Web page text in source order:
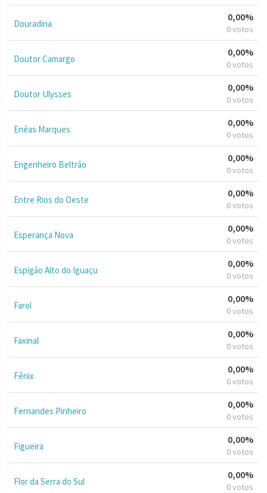
Douradina
0,00%
0 votos
Doutor Camargo
0,00%
0 votos
Doutor Ulysses
0,00%
0 votos
Enéas Marques
0,00%
0 votos
Engenheiro Beltrão
0,00%
0 votos
Entre Rios do Oeste
0,00%
0 votos
Esperança Nova
0,00%
0 votos
Espigão Alto do Iguaçu
0,00%
0 votos
Farol
0,00%
0 votos
Faxinal
0,00%
0 votos
Fênix
0,00%
0 votos
Fernandes Pinheiro
0,00%
0 votos
Figueira
0,00%
0 votos
Flor da Serra do Sul
0,00%
0 votos